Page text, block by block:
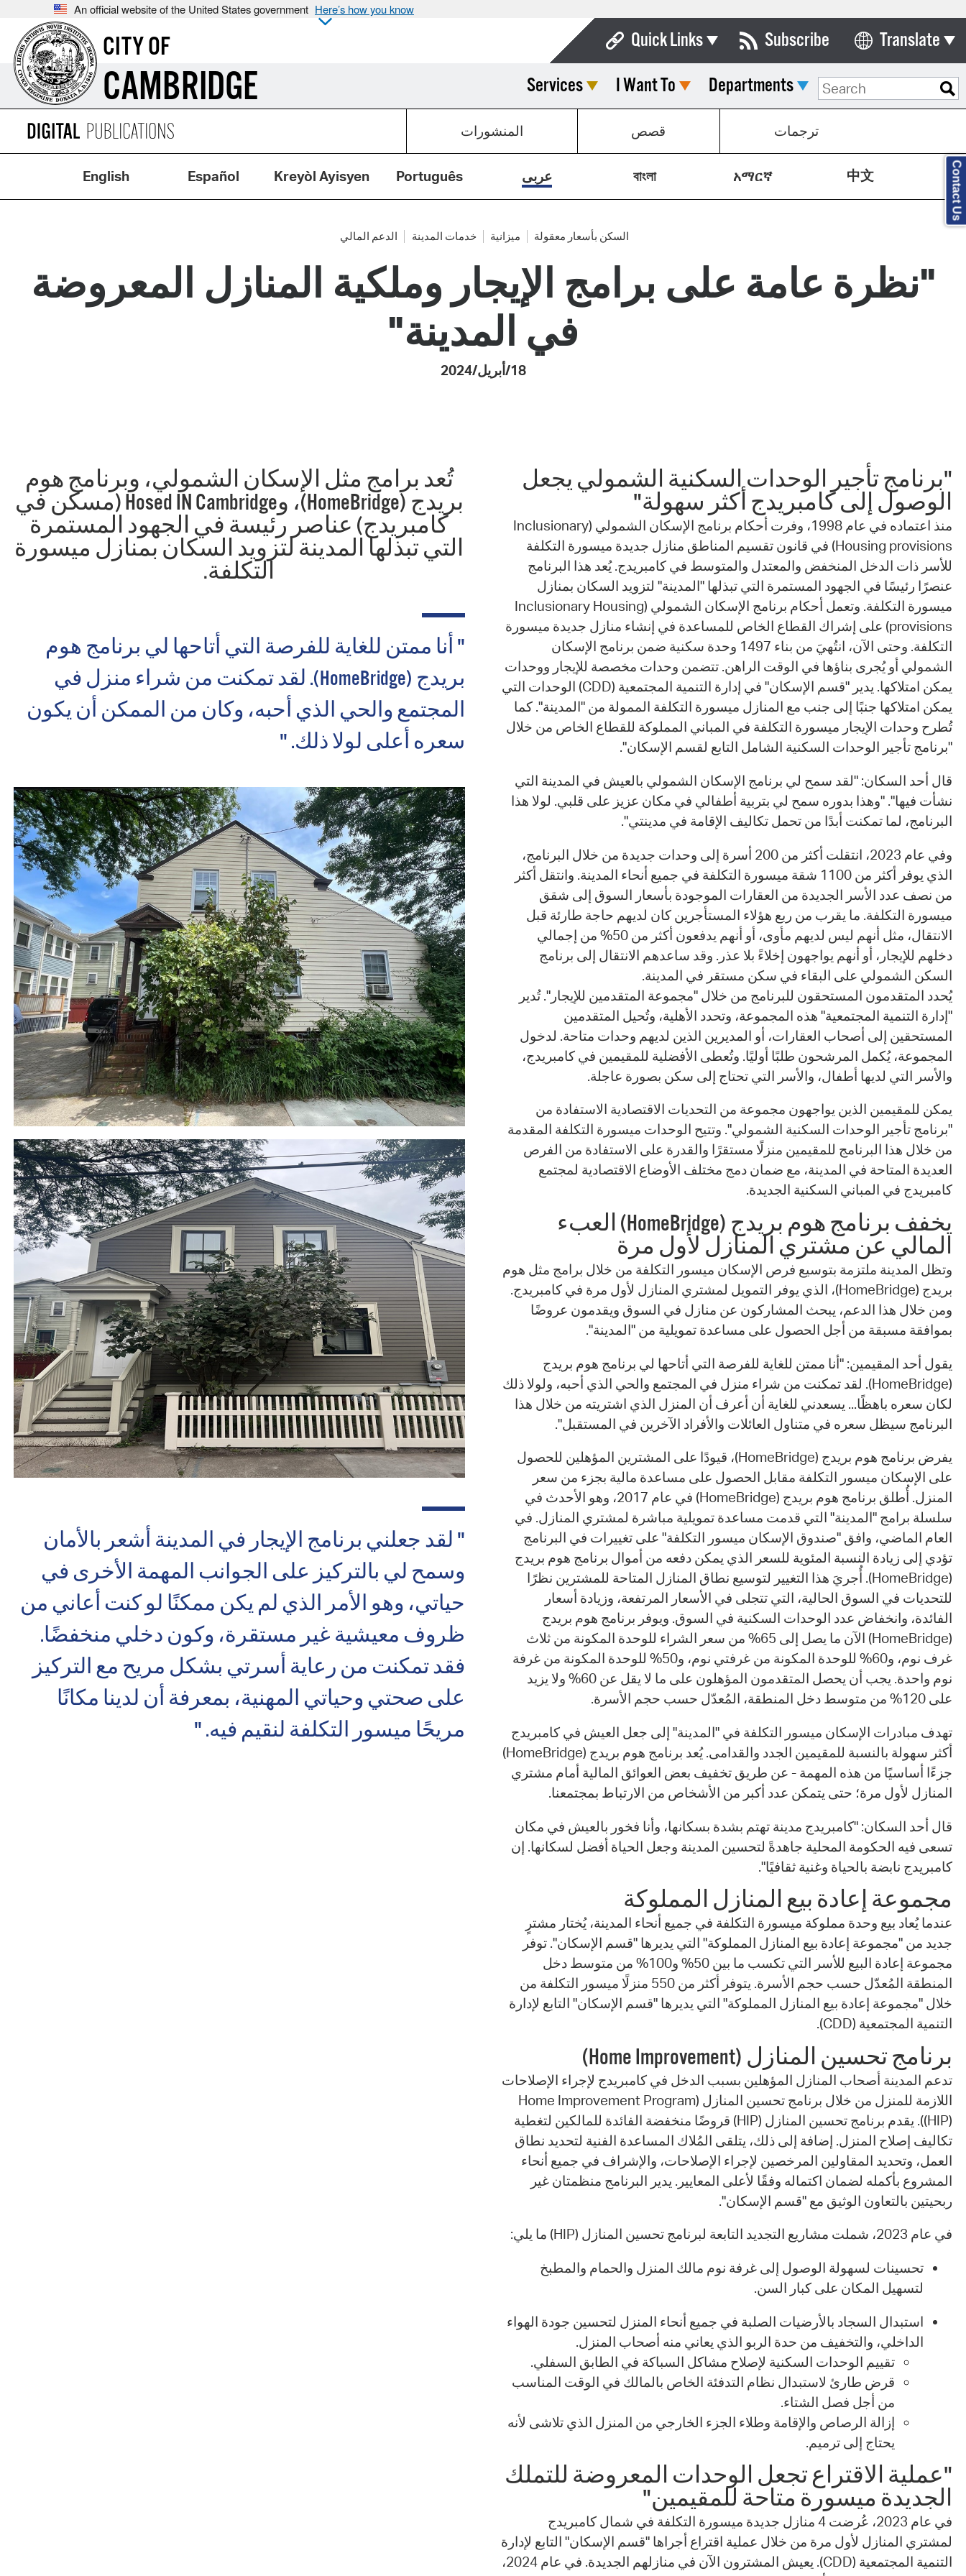
An official website of the United States government Here’s how you know
CITY OF
CAMBRIDGE
Quick Links
Boards & Commissions
Calendar
City Directory
Contact City Council
Department List
Forms & Documents
Municipal Code
Open Meeting Portal
Subscribe Translate
Select Language
Services I Want To Departments
المنشورات قصص ترجمات
English Español Kreyòl Ayisyen Português عربى বাংলা አማርኛ 中文
السكن بأسعار معقولة ميزانية خدمات المدينة الدعم المالي
"نظرة عامة على برامج الإيجار وملكية المنازل المعروضة
في المدينة"
18/أبريل/2024
تُعد برامج مثل الإسكان الشمولي، وبرنامج هوم
بريدج (HomeBridge)، وHosed IN Cambridge (مسكن في
كامبريدج) عناصر رئيسة في الجهود المستمرة
التي تبذلها المدينة لتزويد السكان بمنازل ميسورة
التكلفة.
" أنا ممتن للغاية للفرصة التي أتاحها لي برنامج هوم
بريدج (HomeBridge). لقد تمكنت من شراء منزل في
المجتمع والحي الذي أحبه، وكان من الممكن أن يكون
سعره أعلى لولا ذلك. "
" لقد جعلني برنامج الإيجار في المدينة أشعر بالأمان
وسمح لي بالتركيز على الجوانب المهمة الأخرى في
حياتي، وهو الأمر الذي لم يكن ممكنًا لو كنت أعاني من
ظروف معيشية غير مستقرة، وكون دخلي منخفضًا.
فقد تمكنت من رعاية أسرتي بشكل مريح مع التركيز
على صحتي وحياتي المهنية، بمعرفة أن لدينا مكانًا
مريحًا ميسور التكلفة لنقيم فيه. "
"برنامج تأجير الوحدات السكنية الشمولي يجعل
الوصول إلى كامبريدج أكثر سهولة"
منذ اعتماده في عام 1998، وفرت أحكام برنامج الإسكان الشمولي (Inclusionary
Housing provisions) في قانون تقسيم المناطق منازل جديدة ميسورة التكلفة
للأسر ذات الدخل المنخفض والمعتدل والمتوسط في كامبريدج. يُعد هذا البرنامج
عنصرًا رئيسًا في الجهود المستمرة التي تبذلها "المدينة" لتزويد السكان بمنازل
ميسورة التكلفة. وتعمل أحكام برنامج الإسكان الشمولي (Inclusionary Housing
provisions) على إشراك القطاع الخاص للمساعدة في إنشاء منازل جديدة ميسورة
التكلفة. وحتى الآن، انتُهيَ من بناء 1497 وحدة سكنية ضمن برنامج الإسكان
الشمولي أو يُجرى بناؤها في الوقت الراهن. تتضمن وحدات مخصصة للإيجار ووحدات
يمكن امتلاكها. يدير "قسم الإسكان" في إدارة التنمية المجتمعية (CDD) الوحدات التي
يمكن امتلاكها جنبًا إلى جنب مع المنازل ميسورة التكلفة الممولة من "المدينة". كما
تُطرح وحدات الإيجار ميسورة التكلفة في المباني المملوكة للقطاع الخاص من خلال
"برنامج تأجير الوحدات السكنية الشامل التابع لقسم الإسكان".
قال أحد السكان: "لقد سمح لي برنامج الإسكان الشمولي بالعيش في المدينة التي
نشأت فيها". "وهذا بدوره سمح لي بتربية أطفالي في مكان عزيز على قلبي. لولا هذا
البرنامج، لما تمكنت أبدًا من تحمل تكاليف الإقامة في مدينتي".
وفي عام 2023، انتقلت أكثر من 200 أسرة إلى وحدات جديدة من خلال البرنامج،
الذي يوفر أكثر من 1100 شقة ميسورة التكلفة في جميع أنحاء المدينة. وانتقل أكثر
من نصف عدد الأسر الجديدة من العقارات الموجودة بأسعار السوق إلى شقق
ميسورة التكلفة. ما يقرب من ربع هؤلاء المستأجرين كان لديهم حاجة طارئة قبل
الانتقال، مثل أنهم ليس لديهم مأوى، أو أنهم يدفعون أكثر من 50% من إجمالي
دخلهم للإيجار، أو أنهم يواجهون إخلاءً بلا عذر. وقد ساعدهم الانتقال إلى برنامج
السكن الشمولي على البقاء في سكن مستقر في المدينة.
يُحدد المتقدمون المستحقون للبرنامج من خلال "مجموعة المتقدمين للإيجار". تُدير
"إدارة التنمية المجتمعية" هذه المجموعة، وتحدد الأهلية، وتُحيل المتقدمين
المستحقين إلى أصحاب العقارات، أو المديرين الذين لديهم وحدات متاحة. لدخول
المجموعة، يُكمل المرشحون طلبًا أوليًا. وتُعطى الأفضلية للمقيمين في كامبريدج،
والأسر التي لديها أطفال، والأسر التي تحتاج إلى سكن بصورة عاجلة.
يمكن للمقيمين الذين يواجهون مجموعة من التحديات الاقتصادية الاستفادة من
"برنامج تأجير الوحدات السكنية الشمولي". وتتيح الوحدات ميسورة التكلفة المقدمة
من خلال هذا البرنامج للمقيمين منزلًا مستقرًا والقدرة على الاستفادة من الفرص
العديدة المتاحة في المدينة، مع ضمان دمج مختلف الأوضاع الاقتصادية لمجتمع
كامبريدج في المباني السكنية الجديدة.
يخفف برنامج هوم بريدج (HomeBridge) العبء
المالي عن مشتري المنازل لأول مرة
وتظل المدينة ملتزمة بتوسيع فرص الإسكان ميسور التكلفة من خلال برامج مثل هوم
بريدج (HomeBridge)، الذي يوفر التمويل لمشتري المنازل لأول مرة في كامبريدج.
ومن خلال هذا الدعم، يبحث المشاركون عن منازل في السوق ويقدمون عروضًا
بموافقة مسبقة من أجل الحصول على مساعدة تمويلية من "المدينة".
يقول أحد المقيمين: "أنا ممتن للغاية للفرصة التي أتاحها لي برنامج هوم بريدج
(HomeBridge). لقد تمكنت من شراء منزل في المجتمع والحي الذي أحبه، ولولا ذلك
لكان سعره باهظًا... يسعدني للغاية أن أعرف أن المنزل الذي اشتريته من خلال هذا
البرنامج سيظل سعره في متناول العائلات والأفراد الآخرين في المستقبل".
يفرض برنامج هوم بريدج (HomeBridge)، قيودًا على المشترين المؤهلين للحصول
على الإسكان ميسور التكلفة مقابل الحصول على مساعدة مالية بجزء من سعر
المنزل. أُطلق برنامج هوم بريدج (HomeBridge) في عام 2017، وهو الأحدث في
سلسلة برامج "المدينة" التي قدمت مساعدة تمويلية مباشرة لمشتري المنازل. في
العام الماضي، وافق "صندوق الإسكان ميسور التكلفة" على تغييرات في البرنامج
تؤدي إلى زيادة النسبة المئوية للسعر الذي يمكن دفعه من أموال برنامج هوم بريدج
(HomeBridge). أُجريَ هذا التغيير لتوسيع نطاق المنازل المتاحة للمشترين نظرًا
للتحديات في السوق الحالية، التي تتجلى في الأسعار المرتفعة، وزيادة أسعار
الفائدة، وانخفاض عدد الوحدات السكنية في السوق. ويوفر برنامج هوم بريدج
(HomeBridge) الآن ما يصل إلى 65% من سعر الشراء للوحدة المكونة من ثلاث
غرف نوم، و60% للوحدة المكونة من غرفتي نوم، و50% للوحدة المكونة من غرفة
نوم واحدة. يجب أن يحصل المتقدمون المؤهلون على ما لا يقل عن 60% ولا يزيد
على 120% من متوسط دخل المنطقة، المُعدّل حسب حجم الأسرة.
تهدف مبادرات الإسكان ميسور التكلفة في "المدينة" إلى جعل العيش في كامبريدج
أكثر سهولة بالنسبة للمقيمين الجدد والقدامى. يُعد برنامج هوم بريدج (HomeBridge)
جزءًا أساسيًا من هذه المهمة - عن طريق تخفيف بعض العوائق المالية أمام مشتري
المنازل لأول مرة؛ حتى يتمكن عدد أكبر من الأشخاص من الارتباط بمجتمعنا.
قال أحد السكان: "كامبريدج مدينة تهتم بشدة بسكانها، وأنا فخور بالعيش في مكان
تسعى فيه الحكومة المحلية جاهدةً لتحسين المدينة وجعل الحياة أفضل لسكانها. إن
كامبريدج نابضة بالحياة وغنية ثقافيًا".
مجموعة إعادة بيع المنازل المملوكة
عندما يُعاد بيع وحدة مملوكة ميسورة التكلفة في جميع أنحاء المدينة، يُختار مشترٍ
جديد من "مجموعة إعادة بيع المنازل المملوكة" التي يديرها "قسم الإسكان". توفر
مجموعة إعادة البيع للأسر التي تكسب ما بين 50% و100% من متوسط دخل
المنطقة المُعدّل حسب حجم الأسرة. يتوفر أكثر من 550 منزلًا ميسور التكلفة من
خلال "مجموعة إعادة بيع المنازل المملوكة" التي يديرها "قسم الإسكان" التابع لإدارة
التنمية المجتمعية (CDD).
برنامج تحسين المنازل (Home Improvement)
تدعم المدينة أصحاب المنازل المؤهلين بسبب الدخل في كامبريدج لإجراء الإصلاحات
اللازمة للمنزل من خلال برنامج تحسين المنازل (Home Improvement Program
(HIP)). يقدم برنامج تحسين المنازل (HIP) قروضًا منخفضة الفائدة للمالكين لتغطية
تكاليف إصلاح المنزل. إضافة إلى ذلك، يتلقى المُلاك المساعدة الفنية لتحديد نطاق
العمل، وتحديد المقاولين المرخصين لإجراء الإصلاحات، والإشراف في جميع أنحاء
المشروع بأكمله لضمان اكتماله وفقًا لأعلى المعايير. يدير البرنامج منظمتان غير
ربحيتين بالتعاون الوثيق مع "قسم الإسكان".
في عام 2023، شملت مشاريع التجديد التابعة لبرنامج تحسين المنازل (HIP) ما يلي:
تحسينات لسهولة الوصول إلى غرفة نوم مالك المنزل والحمام والمطبخ
لتسهيل المكان على كبار السن.
استبدال السجاد بالأرضيات الصلبة في جميع أنحاء المنزل لتحسين جودة الهواء
الداخلي، والتخفيف من حدة الربو الذي يعاني منه أصحاب المنزل.
تقييم الوحدات السكنية لإصلاح مشاكل السباكة في الطابق السفلي.
قرض طارئ لاستبدال نظام التدفئة الخاص بالمالك في الوقت المناسب
من أجل فصل الشتاء.
إزالة الرصاص والإقامة وطلاء الجزء الخارجي من المنزل الذي تلاشى لأنه
يحتاج إلى ترميم.
"عملية الاقتراع تجعل الوحدات المعروضة للتملك
الجديدة ميسورة متاحة للمقيمين"
في عام 2023، عُرضت 4 منازل جديدة ميسورة التكلفة في شمال كامبريدج
لمشتري المنازل لأول مرة من خلال عملية اقتراع أجراها "قسم الإسكان" التابع لإدارة
التنمية المجتمعية (CDD). يعيش المشترون الآن في منازلهم الجديدة. في عام 2024،
Contact Us